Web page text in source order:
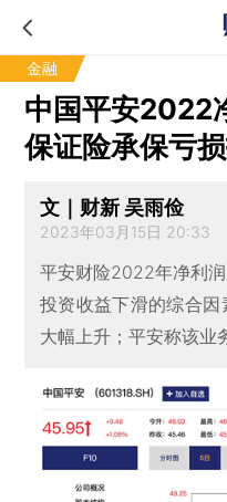
金融
中国平安2022
保证险承保亏
文｜财新 吴雨俭
2023年03月15日 20:33
平安财险2022年净利
投资收益下滑的综合
大幅上升；平安称该业